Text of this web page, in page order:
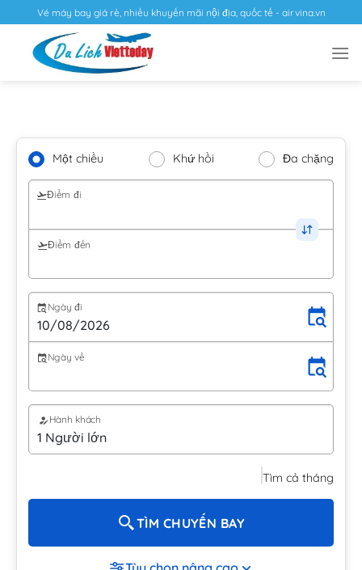
Vé máy bay giá rẻ, nhiều khuyến mãi nội địa, quốc tế - airvina.vn
Một chiều Khứ hồi Đa chặng
Điểm đi
Điểm đến
Ngày đi
Ngày về
Hành khách
Tìm cả tháng
TÌM CHUYẾN BAY